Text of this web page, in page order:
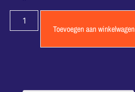
Toevoegen aan winkelwagen